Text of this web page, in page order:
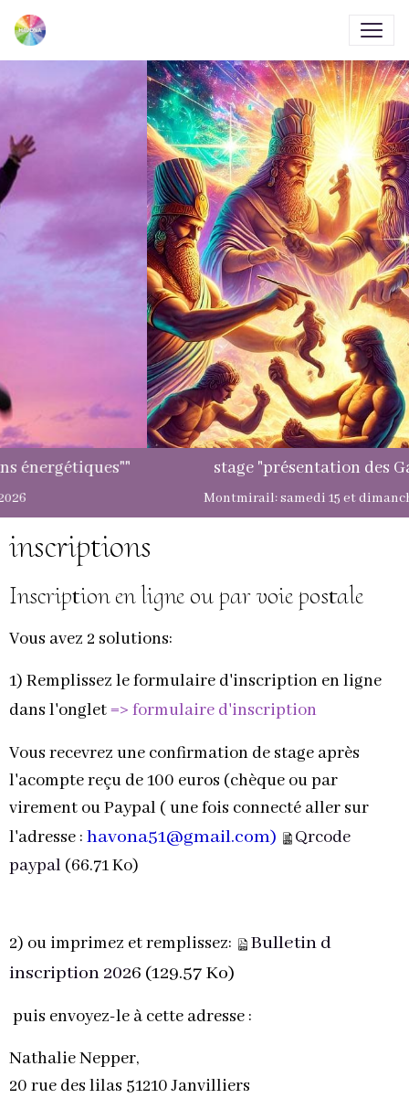
stage "présentation des Galactiques"
Montmirail: samedi 15 et dimanche 16 août 2026
inscriptions
Inscription en ligne ou par voie postale
Vous avez 2 solutions:
1) Remplissez le formulaire d'inscription en ligne
dans l'onglet=> formulaire d'inscription
Vous recevrez une confirmation de stage après
l'acompte reçu de 100 euros (chèque ou par
virement ou Paypal (une fois connecté aller sur
l'adresse : havona51@gmail.com)
Qrcode
paypal (66.71 Ko)
2) ou imprimez et remplissez:
Bulletin d
inscription 2026 (129.57 Ko)
puis envoyez-le à cette adresse :
Nathalie Nepper,
20 rue des lilas 51210 Janvilliers